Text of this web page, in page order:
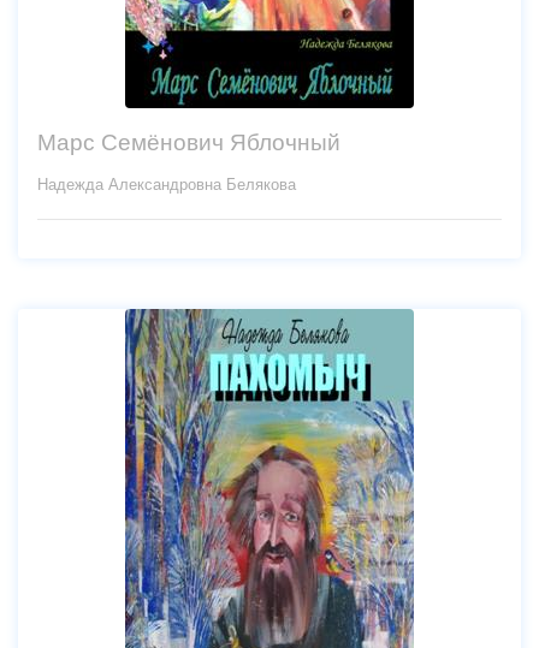
Марс Семёнович Яблочный
Надежда Александровна Белякова